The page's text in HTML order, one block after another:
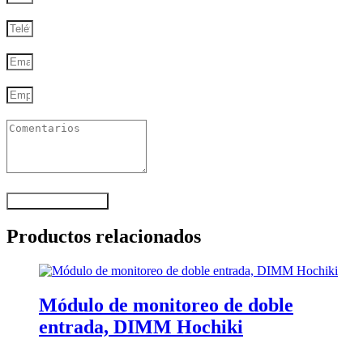
Productos relacionados
Módulo de monitoreo de doble
entrada, DIMM Hochiki